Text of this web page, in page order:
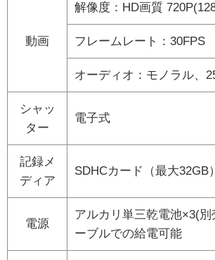
動画
解像度：HD画質
フレームレート：30FPS
オーディオ：モノラル、
シャッ
ター
電子式
記録メ
ディア
SDHCカード（最大32GB
電源
アルカリ単三乾電池×3(
ーブルでの給電可能